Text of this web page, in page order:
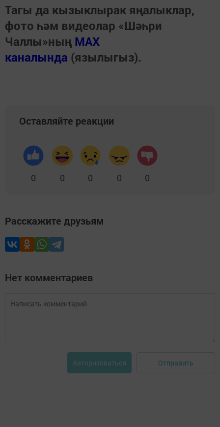
Тагы да кызыклырак яңалыклар,
фото һәм видеолар «Шәһри
Чаллы»ның MAX
каналында (язылыгыз).
Оставляйте реакции
0 0 0 0 0
Расскажите друзьям
Нет комментариев
Авторизоваться Отправить